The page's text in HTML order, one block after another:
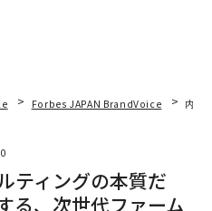
Forbes JAPAN BrandVoice 内製
ティングの本質だ
る、次世代ファーム